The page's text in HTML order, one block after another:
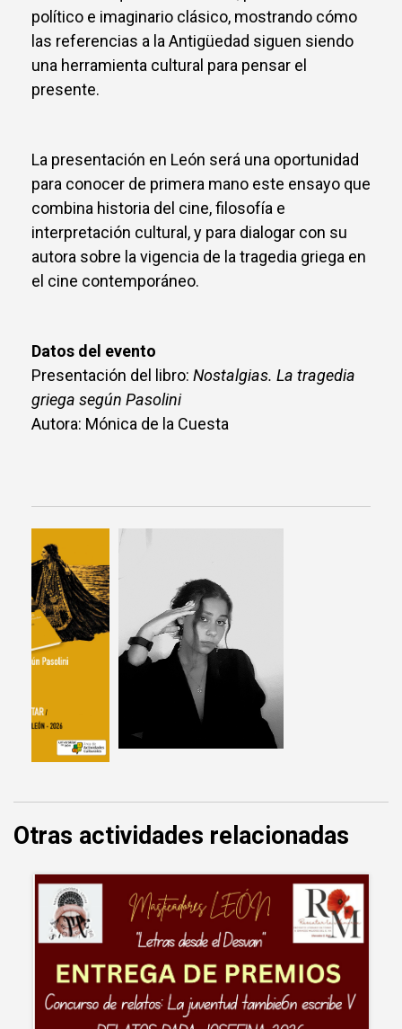
político e imaginario clásico, mostrando cómo
las referencias a la Antigüedad siguen siendo
una herramienta cultural para pensar el
presente.
La presentación en León será una oportunidad
para conocer de primera mano este ensayo que
combina historia del cine, filosofía e
interpretación cultural, y para dialogar con su
autora sobre la vigencia de la tragedia griega en
el cine contemporáneo.
Datos del evento
Presentación del libro: Nostalgias. La tragedia
griega según Pasolini
Autora: Mónica de la Cuesta
Otras actividades relacionadas